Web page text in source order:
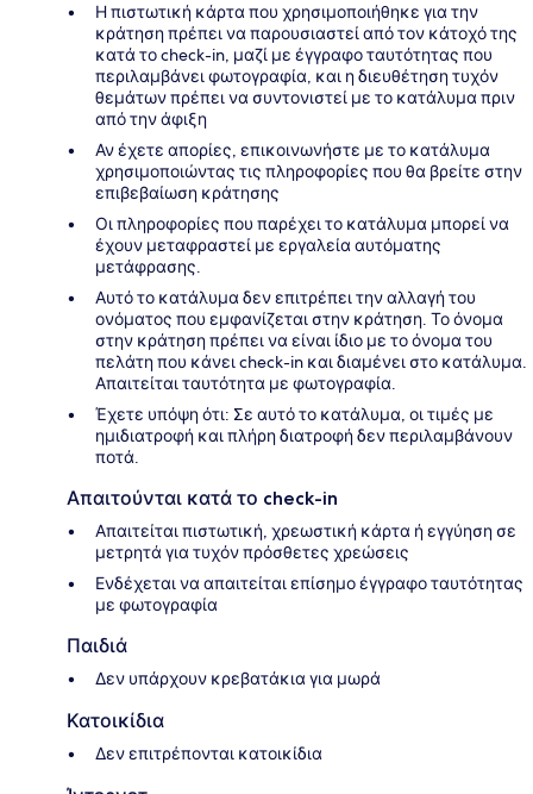
Η πιστωτική κάρτα που χρησιμοποιήθηκε για την
κράτηση πρέπει να παρουσιαστεί από τον κάτοχό της
κατά το check-in, μαζί με έγγραφο ταυτότητας που
περιλαμβάνει φωτογραφία, και η διευθέτηση τυχόν
θεμάτων πρέπει να συντονιστεί με το κατάλυμα πριν
από την άφιξη
Αν έχετε απορίες, επικοινωνήστε με το κατάλυμα
χρησιμοποιώντας τις πληροφορίες που θα βρείτε στην
επιβεβαίωση κράτησης
Οι πληροφορίες που παρέχει το κατάλυμα μπορεί να
έχουν μεταφραστεί με εργαλεία αυτόματης
μετάφρασης.
Αυτό το κατάλυμα δεν επιτρέπει την αλλαγή του
ονόματος που εμφανίζεται στην κράτηση. Το όνομα
στην κράτηση πρέπει να είναι ίδιο με το όνομα του
πελάτη που κάνει check-in και διαμένει στο κατάλυμα.
Απαιτείται ταυτότητα με φωτογραφία.
Έχετε υπόψη ότι: Σε αυτό το κατάλυμα, οι τιμές με
ημιδιατροφή και πλήρη διατροφή δεν περιλαμβάνουν
ποτά.
Απαιτούνται κατά το check-in
Απαιτείται πιστωτική, χρεωστική κάρτα ή εγγύηση σε
μετρητά για τυχόν πρόσθετες χρεώσεις
Ενδέχεται να απαιτείται επίσημο έγγραφο ταυτότητας
με φωτογραφία
Παιδιά
Δεν υπάρχουν κρεβατάκια για μωρά
Κατοικίδια
Δεν επιτρέπονται κατοικίδια